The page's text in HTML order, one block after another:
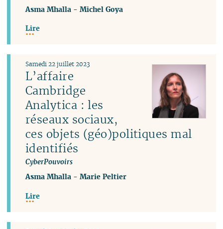
Asma Mhalla -Michel Goya
Lire
L’affaire
Cambridge
Analytica : les
réseaux sociaux,
ces objets (géo)politiques mal
identifiés
CyberPouvoirs
Samedi 22 juillet 2023
Asma Mhalla -Marie Peltier
Lire